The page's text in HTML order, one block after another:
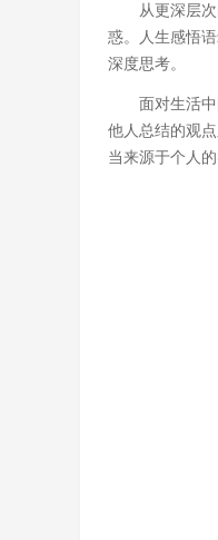
从更深层
惑。人生感悟
深度思考。
面对生活
他人总结的观
当来源于个人